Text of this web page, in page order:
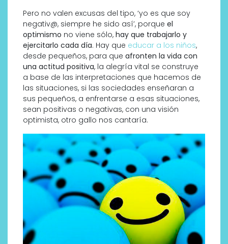
Pero no valen excusas del tipo, ‘yo es que soy
negativ@, siempre he sido así’, porque el
optimismo no viene sólo, hay que trabajarlo y
ejercitarlo cada día. Hay que educar a los niños,
desde pequeños, para que afronten la vida con
una actitud positiva, la alegría vital se construye
a base de las interpretaciones que hacemos de
las situaciones, si las sociedades enseñaran a
sus pequeños, a enfrentarse a esas situaciones,
sean positivas o negativas, con una visión
optimista, otro gallo nos cantaría.